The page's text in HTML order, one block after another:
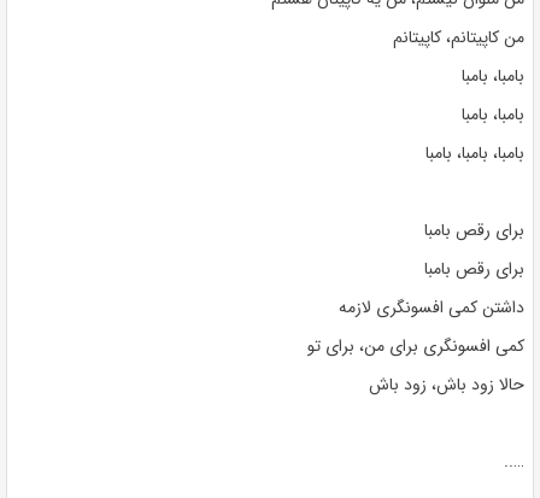
من کاپیتانم، کاپیتانم
بامبا، بامبا
بامبا، بامبا
بامبا، بامبا، بامبا
برای رقص بامبا
برای رقص بامبا
داشتن کمی افسونگری لازمه
کمی افسونگری برای من، برای تو
حالا زود باش، زود باش
…..